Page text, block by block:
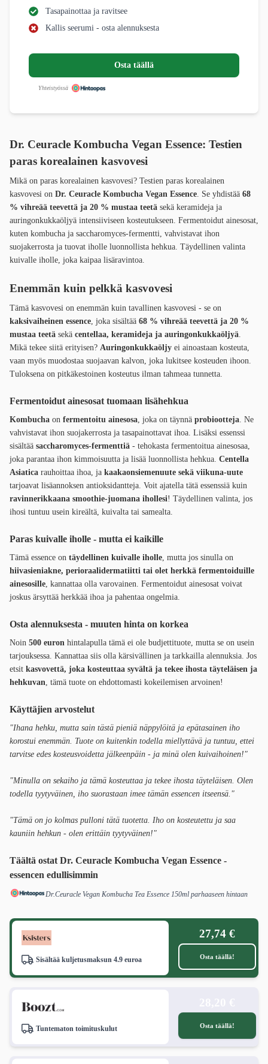
Tasapainottaa ja ravitsee
Kallis seerumi - osta alennuksesta
Osta täällä
Yhteistyössä
Dr. Ceuracle Kombucha Vegan Essence: Testien
paras korealainen kasvovesi
Mikä on paras korealainen kasvovesi? Testien paras korealainen
kasvovesi on Dr. Ceuracle Kombucha Vegan Essence. Se yhdistää 68
% vihreää teevettä ja 20 % mustaa teetä sekä keramideja ja
auringonkukkaöljyä intensiiviseen kosteutukseen. Fermentoidut ainesosat,
kuten kombucha ja saccharomyces-fermentti, vahvistavat ihon
suojakerrosta ja tuovat iholle luonnollista hehkua. Täydellinen valinta
kuivalle iholle, joka kaipaa lisäravintoa.
Enemmän kuin pelkkä kasvovesi
Tämä kasvovesi on enemmän kuin tavallinen kasvovesi - se on
kaksivaiheinen essence, joka sisältää 68 % vihreää teevettä ja 20 %
mustaa teetä sekä centellaa, keramideja ja auringonkukkaöljyä.
Mikä tekee siitä erityisen? Auringonkukkaöljy ei ainoastaan kosteuta,
vaan myös muodostaa suojaavan kalvon, joka lukitsee kosteuden ihoon.
Tuloksena on pitkäkestoinen kosteutus ilman tahmeaa tunnetta.
Fermentoidut ainesosat tuomaan lisähehkua
Kombucha on fermentoitu ainesosa, joka on täynnä probiootteja. Ne
vahvistavat ihon suojakerrosta ja tasapainottavat ihoa. Lisäksi essenssi
sisältää saccharomyces-fermenttiä - tehokasta fermentoitua ainesosaa,
joka parantaa ihon kimmoisuutta ja lisää luonnollista hehkua. Centella
Asiatica rauhoittaa ihoa, ja kaakaonsiemenuute sekä viikuna-uute
tarjoavat lisäannoksen antioksidantteja. Voit ajatella tätä essenssiä kuin
ravinnerikkaana smoothie-juomana ihollesi! Täydellinen valinta, jos
ihosi tuntuu usein kireältä, kuivalta tai samealta.
Paras kuivalle iholle - mutta ei kaikille
Tämä essence on täydellinen kuivalle iholle, mutta jos sinulla on
hiivasieniakne, perioraalidermatiitti tai olet herkkä fermentoiduille
ainesosille, kannattaa olla varovainen. Fermentoidut ainesosat voivat
joskus ärsyttää herkkää ihoa ja pahentaa ongelmia.
Osta alennuksesta - muuten hinta on korkea
Noin 500 euron hintalapulla tämä ei ole budjettituote, mutta se on usein
tarjouksessa. Kannattaa siis olla kärsivällinen ja tarkkailla alennuksia. Jos
etsit kasvovettä, joka kosteuttaa syvältä ja tekee ihosta täyteläisen ja
hehkuvan, tämä tuote on ehdottomasti kokeilemisen arvoinen!
Käyttäjien arvostelut
"Ihana hehku, mutta sain tästä pieniä näppylöitä ja epätasainen iho
korostui enemmän. Tuote on kuitenkin todella miellyttävä ja tuntuu, ettei
tarvitse edes kosteusvoidetta jälkeenpäin - ja minä olen kuivaihoinen!"
"Minulla on sekaiho ja tämä kosteuttaa ja tekee ihosta täyteläisen. Olen
todella tyytyväinen, iho suorastaan imee tämän essencen itseensä."
"Tämä on jo kolmas pulloni tätä tuotetta. Iho on kosteutettu ja saa
kauniin hehkun - olen erittäin tyytyväinen!"
Täältä ostat Dr. Ceuracle Kombucha Vegan Essence -
essencen edullisimmin
Dr.Ceuracle Vegan Kombucha Tea Essence 150ml parhaaseen hintaan
Sisältää kuljetusmaksun 4.9 euroa
27,74 €
Osta täällä!
Tuntematon toimituskulut Osta täällä!